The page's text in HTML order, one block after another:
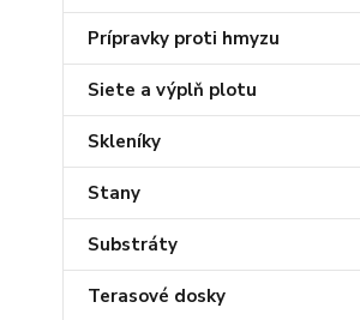
Prípravky proti hmyzu
Siete a výplň plotu
Skleníky
Stany
Substráty
Terasové dosky